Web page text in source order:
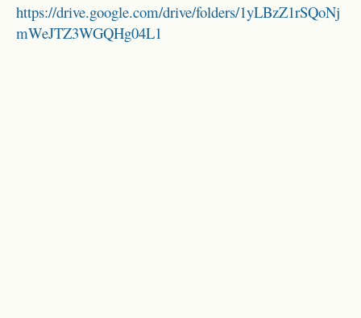
https://drive.google.com/drive/folders/1yLBzZ1rSQoNj
mWeJTZ3WGQHg04L1